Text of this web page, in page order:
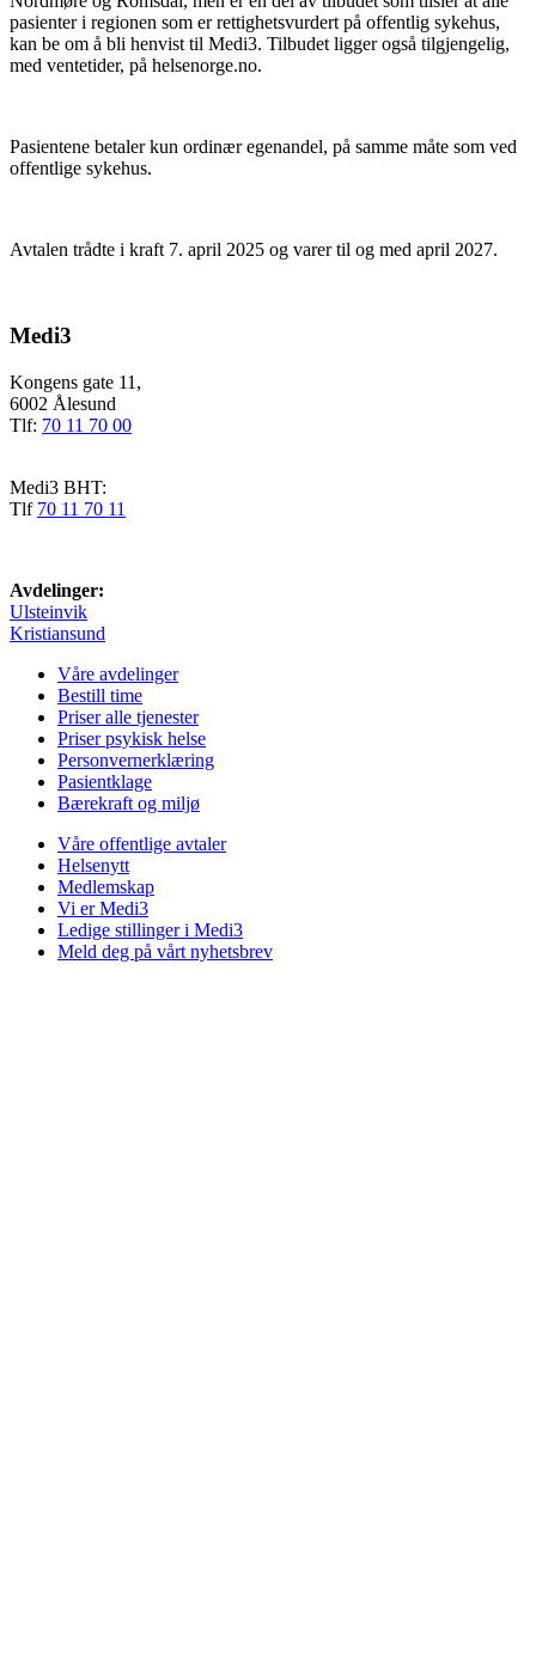
pasienter i regionen som er rettighetsvurdert på offentlig sykehus,
kan be om å bli henvist til Medi3. Tilbudet ligger også tilgjengelig,
med ventetider, på helsenorge.no.
Pasientene betaler kun ordinær egenandel, på samme måte som ved
offentlige sykehus.
Avtalen trådte i kraft 7. april 2025 og varer til og med april 2027.
Medi3
Kongens gate 11,
6002 Ålesund
Tlf: 70 11 70 00
Medi3 BHT:
Tlf 70 11 70 11
Avdelinger:
Ulsteinvik
Kristiansund
Våre avdelinger
Bestill time
Priser alle tjenester
Priser psykisk helse
Personvernerklæring
Pasientklage
Bærekraft og miljø
Våre offentlige avtaler
Helsenytt
Medlemskap
Vi er Medi3
Ledige stillinger i Medi3
Meld deg på vårt nyhetsbrev